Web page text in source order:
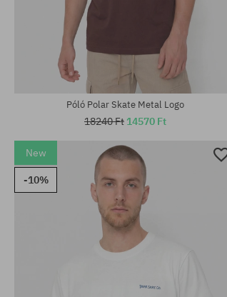
Elérhető méretek:
Póló Polar Skate Metal Logo
18240 Ft 14570 Ft
New
-10%